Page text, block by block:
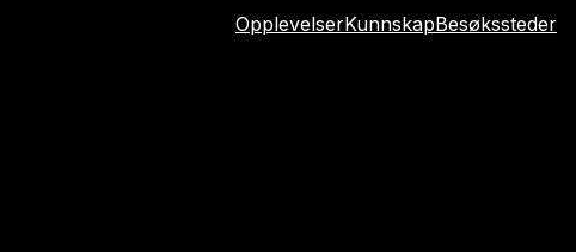
OpplevelserKunnskapBesøkssteder